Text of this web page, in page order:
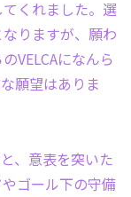
くれました。選
りますが、願わ
VELCAになんら
願望はありま
、意表を突いた
ゴール下の守備